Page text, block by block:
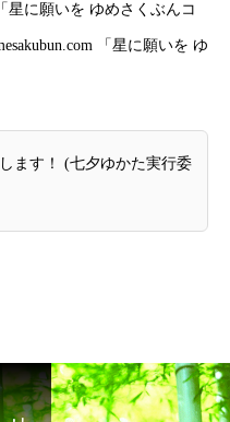
星に願いを ゆめさくぶんコ
「星に願いを ゆ
ます！ (七夕ゆかた実行委